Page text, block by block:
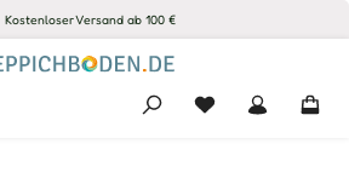
Kostenloser Versand ab 100 €
Du hast 0